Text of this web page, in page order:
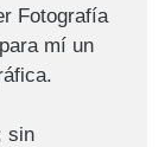
Fotografía
mí un
sin